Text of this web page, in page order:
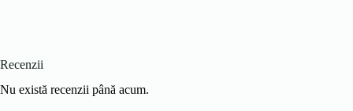
Recenzii
Nu există recenzii până acum.